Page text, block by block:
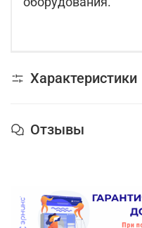
Характеристики
Отзывы